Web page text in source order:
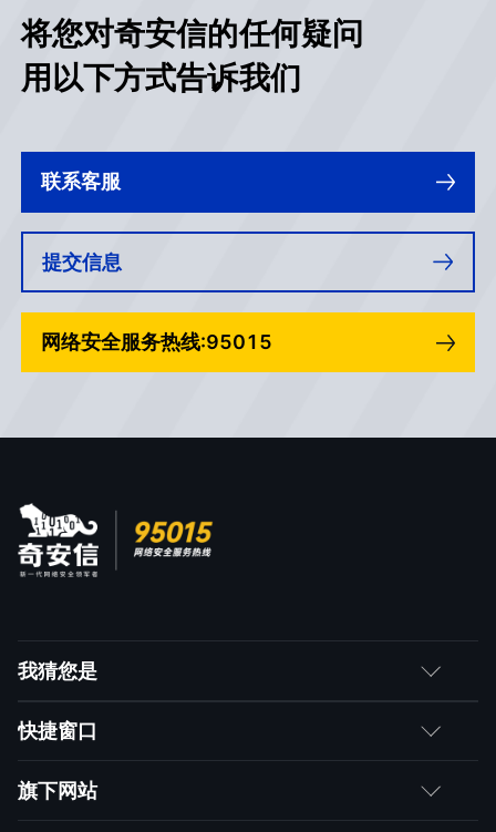
将您对奇安信的任何疑问
用以下方式告诉我们
联系客服
提交信息
网络安全服务热线:95015
我猜您是
客户
合作伙伴
快捷窗口
如何购买
旗下网站